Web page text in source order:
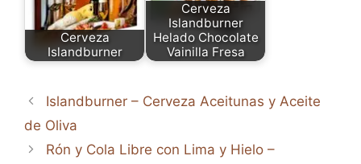
Cerveza
Islandburner
Cerveza
Islandburner
Helado Chocolate
Vainilla Fresa
Islandburner – Cerveza Aceitunas y Aceite
de Oliva
Rón y Cola Libre con Lima y Hielo –